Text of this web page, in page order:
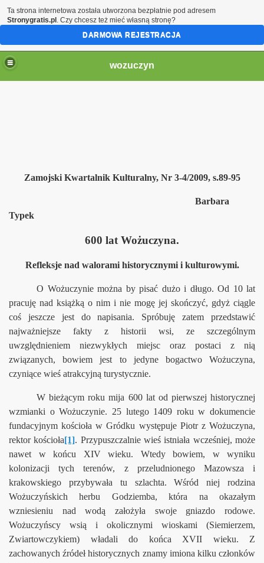
wozuczyn
Zamojski Kwartalnik Kulturalny, Nr 3-4/2009, s.89-95
Barbara
Typek
600 lat Wożuczyna.
Refleksje nad walorami historycznymi i kulturowymi.
O Wożuczynie można by pisać dużo i długo. Od 10 lat
pracuję nad książką o nim i nie mogę jej skończyć, gdyż ciągle
coś jeszcze jest do napisania. Spróbuję zatem przedstawić
najważniejsze fakty z historii wsi, ze szczególnym
uwzględnieniem niezwykłych miejsc oraz postaci z nią
związanych, bowiem jest to jedyne bogactwo Wożuczyna,
czyniące wieś atrakcyjną turystycznie.
W bieżącym roku mija 600 lat od pierwszej historycznej
wzmianki o Wożuczynie. 25 lutego 1409 roku w dokumencie
fundacyjnym kościoła w Gródku występuje Piotr z Wożuczyna,
rektor kościoła[1]. Przypuszczalnie wieś istniała wcześniej, może
nawet w końcu XIV wieku. Wtedy bowiem, w wyniku
kolonizacji tych terenów, z przeludnionego Mazowsza i
krakowskiego przybywała tu szlachta. Wśród niej rodzina
Wożuczyńskich herbu Godziemba, która na okazałym
wzniesieniu nad wodą założyła swoje gniazdo rodowe.
Wożuczyńscy wsią i okolicznymi wioskami (Siemierzem,
Zwiartowczykiem) władali do końca XVII wieku. Z
zachowanych źródeł historycznych znamy imiona kilku członków
z Siemnic i S.Gajewski z Wożuczyna
parafii Wożuczyn
ze zwykłego Wożuczyna
Ta strona internetowa została utworzona bezpłatnie pod adresem
Stronygratis.pl . Czy chcesz też mieć własną stronę?
DARMOWA REJESTRACJA